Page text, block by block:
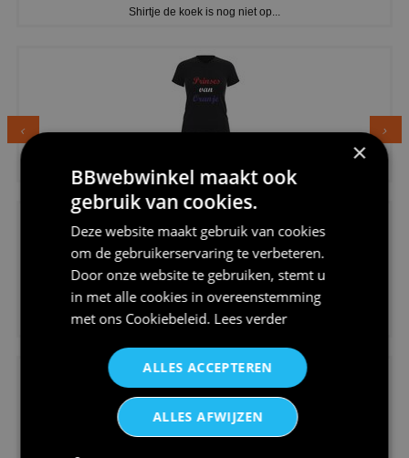
Shirtje de koek is nog niet op...
Dames v hals t-shirt prinses v...
€24,95
Koningsdag shirt heren v-hals ...
×
BBwebwinkel maakt ook
gebruik van cookies.
Deze website maakt gebruik van cookies
om de gebruikerservaring te verbeteren.
Door onze website te gebruiken, stemt u
in met alle cookies in overeenstemming
met ons Cookiebeleid. Lees verder
ALLES ACCEPTEREN
ALLES AFWIJZEN